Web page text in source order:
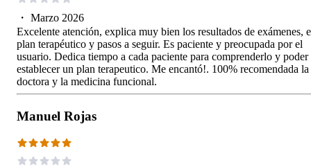
・ Marzo 2026
Excelente atención, explica muy bien los resultados de exámenes,
plan terapéutico y pasos a seguir. Es paciente y preocupada por el
usuario. Dedica tiempo a cada paciente para comprenderlo y poder
establecer un plan terapeutico. Me encantó!. 100% recomendada la
doctora y la medicina funcional.
Manuel Rojas